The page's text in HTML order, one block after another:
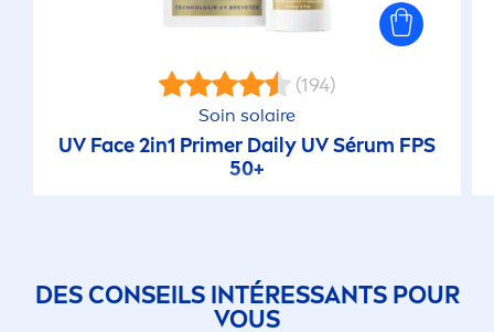
(194)
Soin solaire
UV Face 2in1 Primer Daily UV Sérum FPS
50+
DES CONSEILS INTÉRESSANTS POUR
VOUS